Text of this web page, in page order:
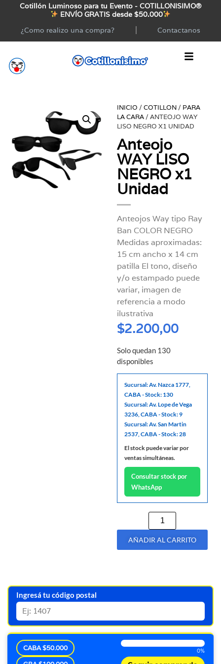
Cotillón Luminoso para tu Evento - COTILLONISIMO®
ENVÍO GRATIS desde $50.000
¿Como realizo una compra?
Contactanos
INICIO /COTILLON / PARA
LA CARA / ANTEOJO WAY
LISO NEGRO X1 UNIDAD
Anteojo
WAY LISO
NEGRO x1
Unidad
Anteojos Way tipo Ray
Ban COLOR NEGRO
Medidas aproximadas:
15 cm ancho x 14 cm
patilla El tono, diseño
y/o estampado puede
variar, imagen de
referencia a modo
ilustrativa
$2.200,00
Solo quedan 130
disponibles
Sucursal: Av. Nazca 1777,
CABA - Stock: 130
Sucursal: Av. Lope de Vega
3236, CABA - Stock: 9
Sucursal: Av. San Martin
2537, CABA - Stock: 28
El stock puede variar por
ventas simultáneas.
Consultar stock por
WhatsApp
AÑADIR AL CARRITO
Ingresá tu código postal
CABA $50.000
0%